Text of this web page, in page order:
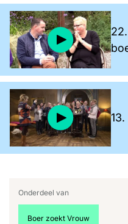
Onderdeel van
Bekijk meer artikelen over:
Boer zoekt Vrouw